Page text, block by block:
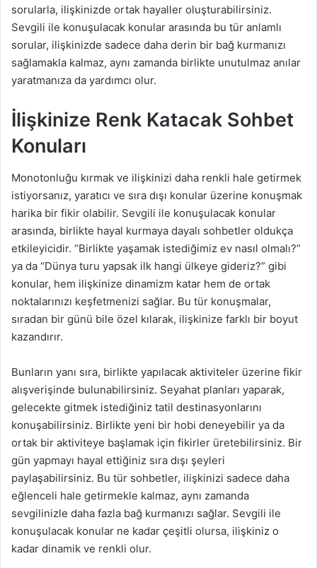
sorularla, ilişkinizde ortak hayaller oluşturabilirsiniz.
Sevgili ile konuşulacak konular arasında bu tür anlamlı
sorular, ilişkinizde sadece daha derin bir bağ kurmanızı
sağlamakla kalmaz, aynı zamanda birlikte unutulmaz anılar
yaratmanıza da yardımcı olur.
İlişkinize Renk Katacak Sohbet
Konuları
Monotonluğu kırmak ve ilişkinizi daha renkli hale getirmek
istiyorsanız, yaratıcı ve sıra dışı konular üzerine konuşmak
harika bir fikir olabilir. Sevgili ile konuşulacak konular
arasında, birlikte hayal kurmaya dayalı sohbetler oldukça
etkileyicidir. “Birlikte yaşamak istediğimiz ev nasıl olmalı?”
ya da “Dünya turu yapsak ilk hangi ülkeye gideriz?” gibi
konular, hem ilişkinize dinamizm katar hem de ortak
noktalarınızı keşfetmenizi sağlar. Bu tür konuşmalar,
sıradan bir günü bile özel kılarak, ilişkinize farklı bir boyut
kazandırır.
Bunların yanı sıra, birlikte yapılacak aktiviteler üzerine fikir
alışverişinde bulunabilirsiniz. Seyahat planları yaparak,
gelecekte gitmek istediğiniz tatil destinasyonlarını
konuşabilirsiniz. Birlikte yeni bir hobi deneyebilir ya da
ortak bir aktiviteye başlamak için fikirler üretebilirsiniz. Bir
gün yapmayı hayal ettiğiniz sıra dışı şeyleri
paylaşabilirsiniz. Bu tür sohbetler, ilişkinizi sadece daha
eğlenceli hale getirmekle kalmaz, aynı zamanda
sevgilinizle daha fazla bağ kurmanızı sağlar. Sevgili ile
konuşulacak konular ne kadar çeşitli olursa, ilişkiniz o
kadar dinamik ve renkli olur.